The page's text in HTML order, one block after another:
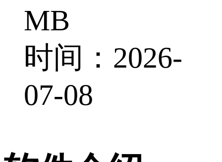
MB
时间：2026-
07-08